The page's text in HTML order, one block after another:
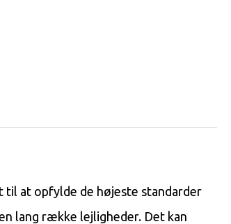
til at opfylde de højeste standarder
lang række lejligheder. Det kan